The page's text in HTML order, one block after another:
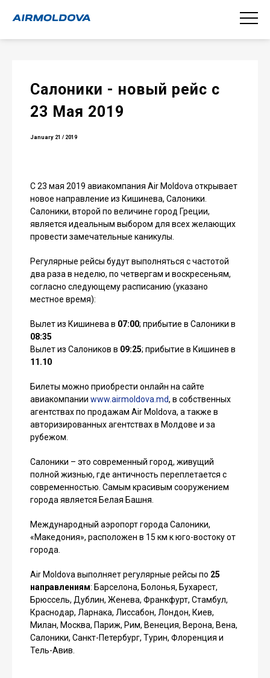
Cалоники - новый рейс с
23 Мая 2019
January 21 / 2019
С 23 мая 2019 авиакомпания Air Moldova открывает
новое направление из Кишинева, Салоники.
Салоники, второй по величине город Греции,
является идеальным выбором для всех желающих
провести замечательные каникулы.
Регулярные рейсы будут выполняться с частотой
два раза в неделю, по четвергам и воскресеньям,
согласно следующему расписанию (указано
местное время):
Вылет из Кишинева в 07:00; прибытие в Салоники в
08:35
Вылет из Салоников в 09:25; прибытие в Кишинев в
11.10
Билеты можно приобрести онлайн на сайте
авиакомпании www.airmoldova.md, в собственных
агентствах по продажам Air Moldova, а также в
авторизированных агентствах в Молдове и за
рубежом.
Салоники – это современный город, живущий
полной жизнью, где античность переплетается с
современностью. Самым красивым сооружением
города является Белая Башня.
Международный аэропорт города Салоники,
«Македония», расположен в 15 км к юго-востоку от
города.
Air Moldova выполняет регулярные рейсы по 25
направлениям: Барселона, Болонья, Бухарест,
Брюссель, Дублин, Женева, Франкфурт, Стамбул,
Краснодар, Ларнака, Лиссабон, Лондон, Киев,
Милан, Москва, Париж, Рим, Венеция, Верона, Вена,
Салоники, Санкт-Петербург, Турин, Флоренция и
Тель-Авив.